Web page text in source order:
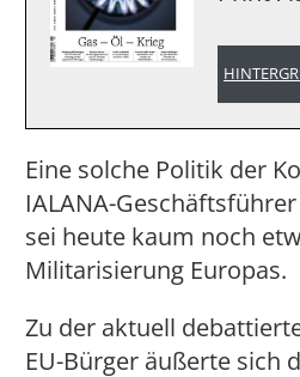
Eine solche Politik der
IALANA-
sei heute kaum noch
Militarisierung Europas.
Zu der aktuell
EU-Bürger äußerte sich